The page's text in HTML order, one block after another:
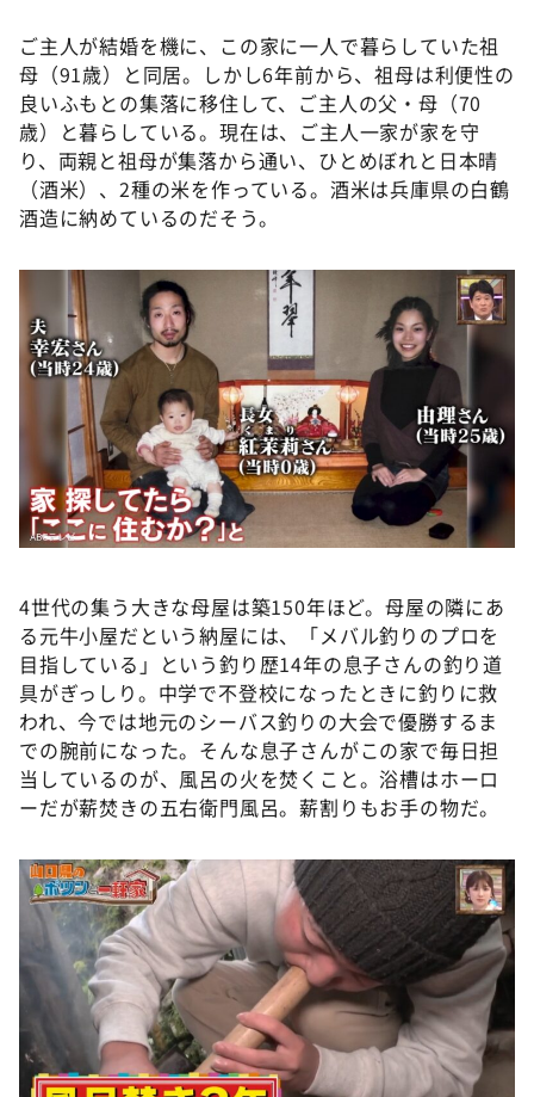
ご主人が結婚を機に、この家に一人で暮らしていた祖
母（91歳）と同居。しかし6年前から、祖母は利便性の
良いふもとの集落に移住して、ご主人の父・母（70
歳）と暮らしている。現在は、ご主人一家が家を守
り、両親と祖母が集落から通い、ひとめぼれと日本晴
（酒米）、2種の米を作っている。酒米は兵庫県の白鶴
酒造に納めているのだそう。
4世代の集う大きな母屋は築150年ほど。母屋の隣にあ
る元牛小屋だという納屋には、「メバル釣りのプロを
目指している」という釣り歴14年の息子さんの釣り道
具がぎっしり。中学で不登校になったときに釣りに救
われ、今では地元のシーバス釣りの大会で優勝するま
での腕前になった。そんな息子さんがこの家で毎日担
当しているのが、風呂の火を焚くこと。浴槽はホーロ
ーだが薪焚きの五右衛門風呂。薪割りもお手の物だ。